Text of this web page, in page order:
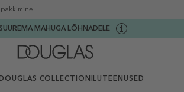
MAHUGA LÕHNADELE
DOUGLAS COLLECTION ILUTEENUSED